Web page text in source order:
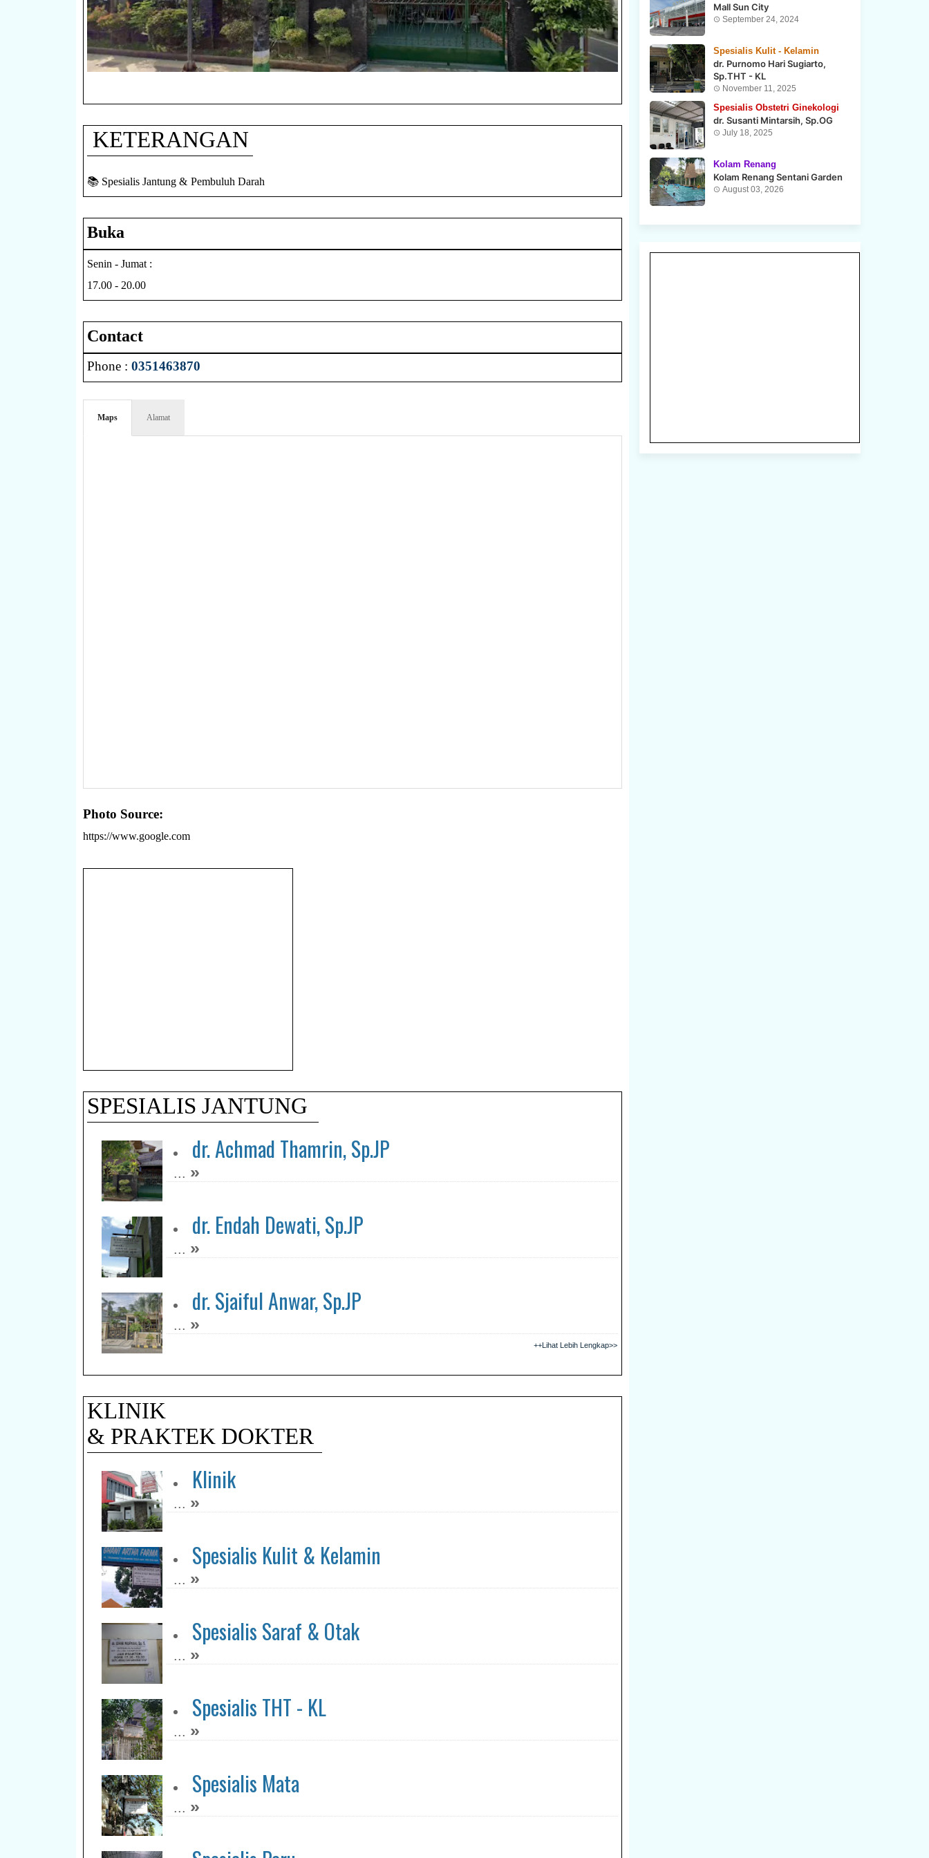
KETERANGAN
📚 Spesialis Jantung & Pembuluh Darah
Buka
Senin - Jumat :
17.00 - 20.00
Contact
Phone :0351463870
Maps Alamat
Photo Source:
https://www.google.com
SPESIALIS JANTUNG
dr. Achmad Thamrin, Sp.JP
... »
dr. Endah Dewati, Sp.JP
... »
dr. Sjaiful Anwar, Sp.JP
... »
++Lihat Lebih Lengkap>>
KLINIK
& PRAKTEK DOKTER
Klinik
... »
Spesialis Kulit & Kelamin
... »
Spesialis Saraf & Otak
... »
Spesialis THT - KL
... »
Spesialis Mata
... »
Mall Sun City
September 24, 2024
Spesialis Kulit - Kelamin
dr. Purnomo Hari Sugiarto,
Sp.THT - KL
November 11, 2025
Spesialis Obstetri Ginekologi
dr. Susanti Mintarsih, Sp.OG
July 18, 2025
Kolam Renang
Kolam Renang Sentani Garden
August 03, 2026